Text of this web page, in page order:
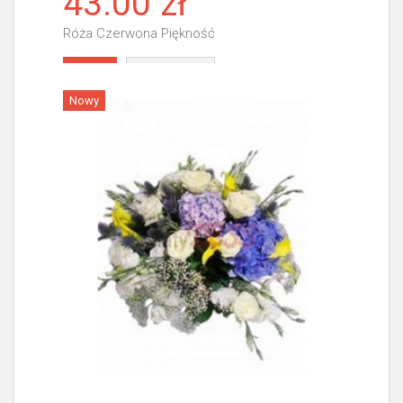
Róża Czerwona Piękność
Nowy